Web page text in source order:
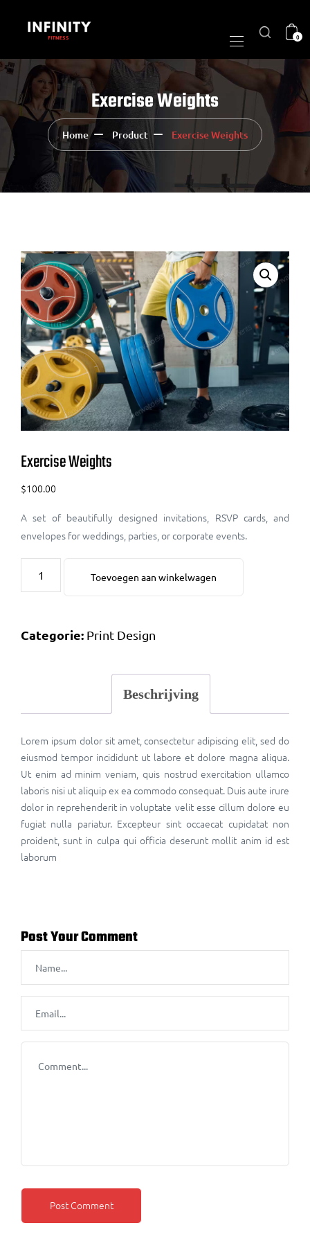
0
Exercise Weights
Home Product Exercise Weights
Exercise Weights
$100.00
A set of beautifully designed invitations, RSVP cards, and
envelopes for weddings, parties, or corporate events.
Toevoegen aan winkelwagen
Categorie: Print Design
Beschrijving
Lorem ipsum dolor sit amet, consectetur adipiscing elit, sed do
eiusmod tempor incididunt ut labore et dolore magna aliqua.
Ut enim ad minim veniam, quis nostrud exercitation ullamco
laboris nisi ut aliquip ex ea commodo consequat. Duis aute irure
dolor in reprehenderit in voluptate velit esse cillum dolore eu
fugiat nulla pariatur. Excepteur sint occaecat cupidatat non
proident, sunt in culpa qui officia deserunt mollit anim id est
laborum
Post Your Comment